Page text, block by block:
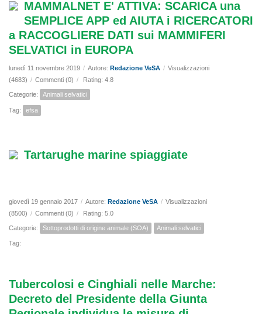
MAMMALNET E' ATTIVA: SCARICA una
SEMPLICE APP ed AIUTA i RICERCATORI
a RACCOGLIERE DATI sui MAMMIFERI
SELVATICI in EUROPA
lunedì 11 novembre 2019 / Autore: Redazione VeSA / Visualizzazioni
(4683) / Commenti (0) / Rating: 4.8
Categorie: Animali selvatici
Tag: efsa
Tartarughe marine spiaggiate
giovedì 19 gennaio 2017 / Autore: Redazione VeSA / Visualizzazioni
(8500) / Commenti (0) / Rating: 5.0
Categorie: Sottoprodotti di origine animale (SOA) Animali selvatici
Tag:
Tubercolosi e Cinghiali nelle Marche:
Decreto del Presidente della Giunta